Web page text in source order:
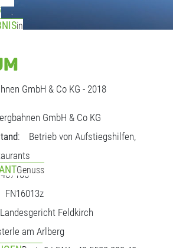
in
Genuss
GmbH & Co KG - 2018
GmbH & Co KG
: Betrieb von Aufstiegshilfen,
FN16013z
Feldkirch
am Arlberg